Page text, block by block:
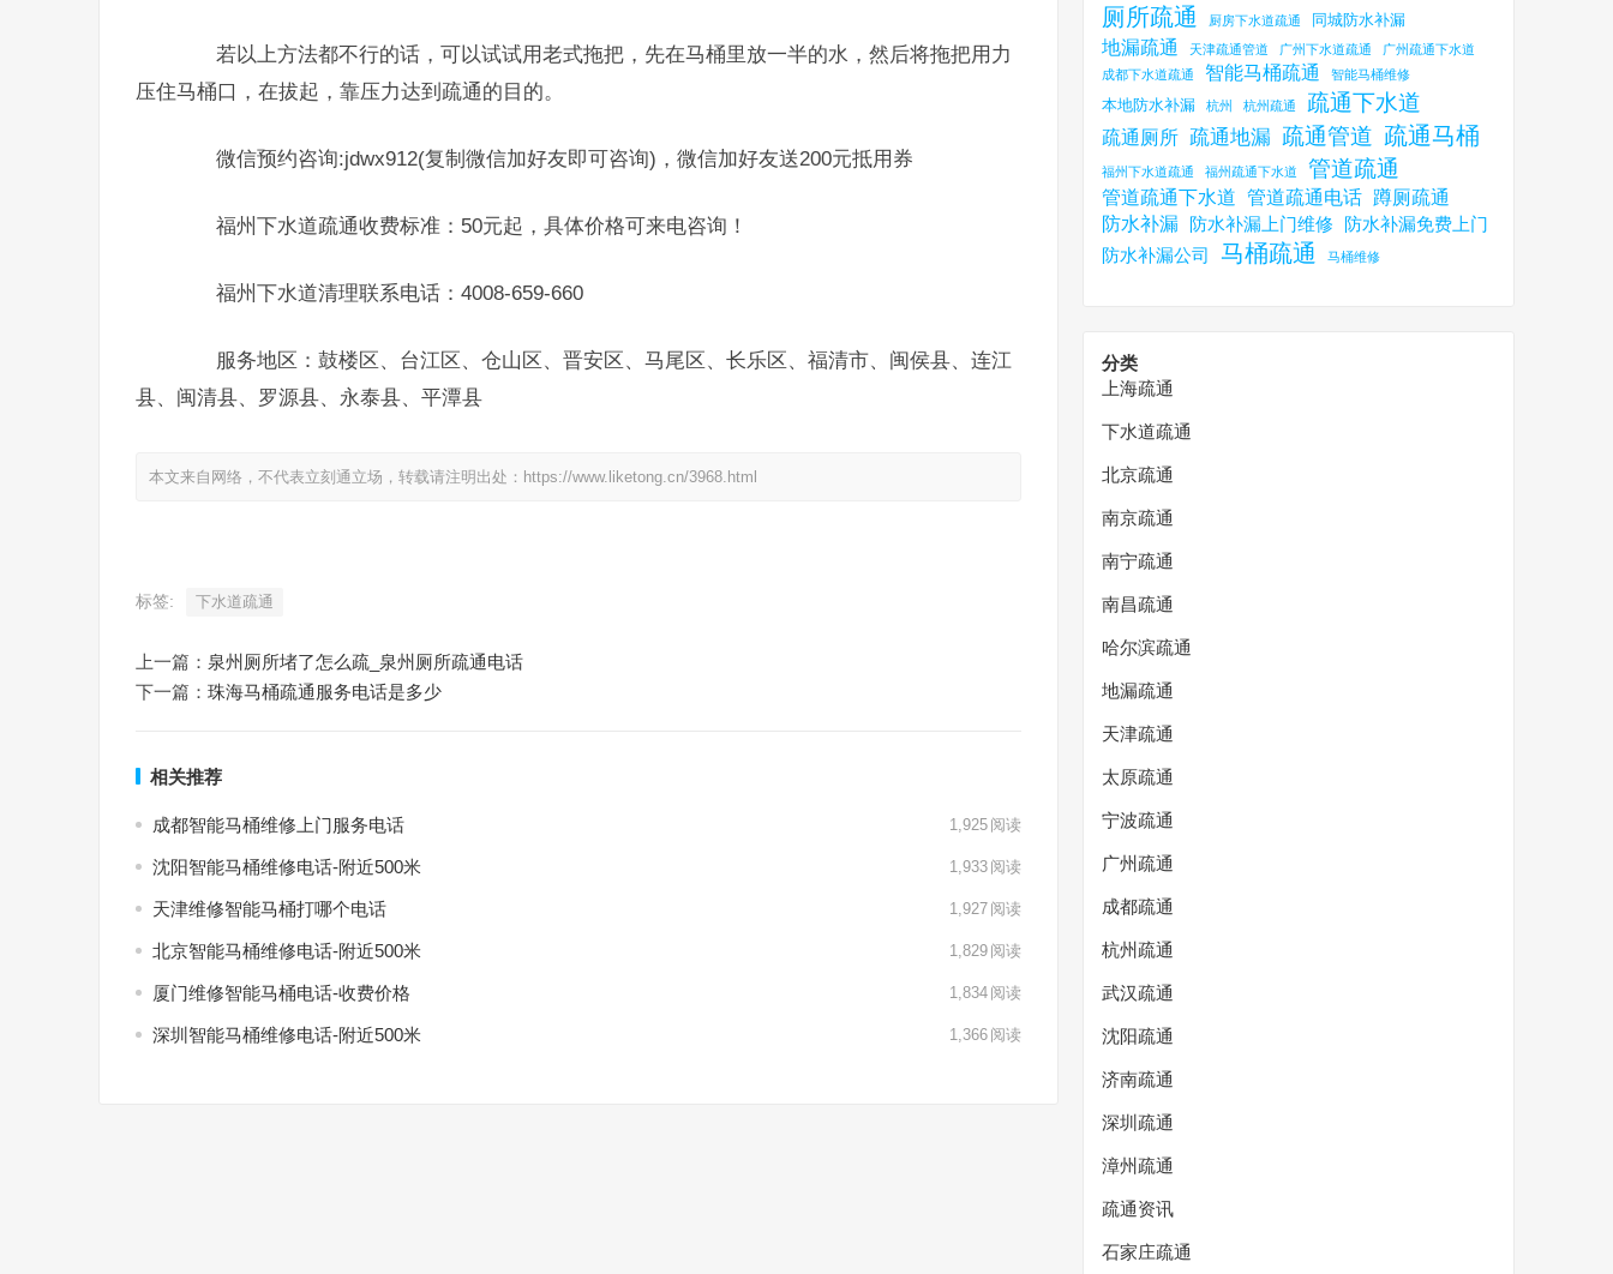
若以上方法都不行的话，可以试试用老式拖把，先在马桶里放一半的水，然后将拖把用力
压住马桶口，在拔起，靠压力达到疏通的目的。
微信预约咨询:jdwx912(复制微信加好友即可咨询)，微信加好友送200元抵用券
福州下水道疏通收费标准：50元起，具体价格可来电咨询！
福州下水道清理联系电话：4008-659-660
服务地区：鼓楼区、台江区、仓山区、晋安区、马尾区、长乐区、福清市、闽侯县、连江
县、闽清县、罗源县、永泰县、平潭县
本文来自网络，不代表立刻通立场，转载请注明出处：https://www.liketong.cn/3968.html
标签: 下水道疏通
上一篇： 泉州厕所堵了怎么疏_泉州厕所疏通电话
下一篇： 珠海马桶疏通服务电话是多少
相关推荐
成都智能马桶维修上门服务电话 1,925 阅读
沈阳智能马桶维修电话-附近500米 1,933 阅读
天津维修智能马桶打哪个电话 1,927 阅读
北京智能马桶维修电话-附近500米 1,829 阅读
厦门维修智能马桶电话-收费价格 1,834 阅读
深圳智能马桶维修电话-附近500米 1,366 阅读
厕所疏通 厨房下水道疏通 同城防水补漏
地漏疏通 天津疏通管道 广州下水道疏通
广州疏通下水道
成都下水道疏通
智能马桶疏通 智能马桶维修
本地防水补漏 杭州 杭州疏通 疏通下水道
疏通厕所 疏通地漏 疏通管道 疏通马桶
福州下水道疏通 福州疏通下水道 管道疏通
管道疏通下水道 管道疏通电话 蹲厕疏通
防水补漏 防水补漏上门维修
防水补漏免费上门
防水补漏公司
马桶疏通 马桶维修
分类
上海疏通
下水道疏通
北京疏通
南京疏通
南宁疏通
南昌疏通
哈尔滨疏通
地漏疏通
天津疏通
太原疏通
宁波疏通
广州疏通
成都疏通
杭州疏通
武汉疏通
沈阳疏通
济南疏通
深圳疏通
漳州疏通
疏通资讯
石家庄疏通